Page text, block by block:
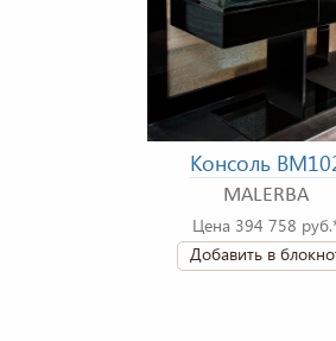
Консоль
MALERBA
Цена 394 758
Добавить в